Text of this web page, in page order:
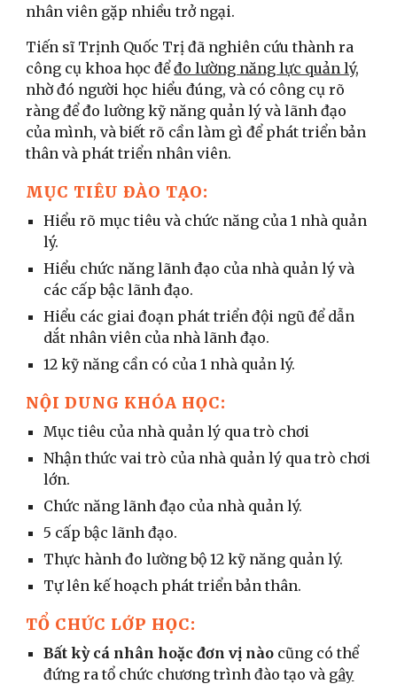
nhân viên gặp nhiều trở ngại.
Tiến sĩ Trịnh Quốc Trị đã nghiên cứu thành ra
công cụ khoa học đểđo lường năng lực quản lý,
nhờ đó người học hiểu đúng, và có công cụ rõ
ràng để đo lường kỹ năng quản lý và lãnh đạo
của mình, và biết rõ cần làm gì để phát triển bản
thân và phát triển nhân viên.
MỤC TIÊU ĐÀO TẠO:
Hiểu rõ mục tiêu và chức năng của 1 nhà quản
lý.
Hiểu chức năng lãnh đạo của nhà quản lý và
các cấp bậc lãnh đạo.
Hiểu các giai đoạn phát triển đội ngũ để dẫn
dắt nhân viên của nhà lãnh đạo.
12 kỹ năng cần có của 1 nhà quản lý.
NỘI DUNG KHÓA HỌC:
Mục tiêu của nhà quản lý qua trò chơi
Nhận thức vai trò của nhà quản lý qua trò chơi
lớn.
Chức năng lãnh đạo của nhà quản lý.
5 cấp bậc lãnh đạo.
Thực hành đo lường bộ 12 kỹ năng quản lý.
Tự lên kế hoạch phát triển bản thân.
TỔ CHỨC LỚP HỌC:
Bất kỳ cá nhân hoặc đơn vị nào cũng có thể
đứng ra tổ chức chương trình đào tạo và gây